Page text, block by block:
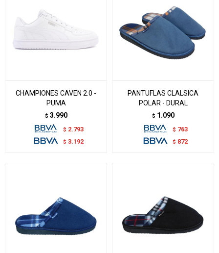
CHAMPIONES CAVEN 2.0 -
PUMA
$ 3.990
$ 2.793
$ 3.192
PANTUFLAS CLALSICA
POLAR - DURAL
$ 1.090
$ 763
$ 872